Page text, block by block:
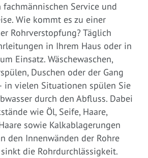
Service und
Wie kommt es zu einer
Rohrverstopfung? Täglich
in Ihrem Haus oder in
Einsatz. Wäschewaschen,
Duschen oder der Gang
in vielen Situationen spülen Sie
durch den Abfluss. Dabei
wie Öl, Seife, Haare,
sowie Kalkablagerungen
den Innenwänden der Rohre
die Rohrdurchlässigkeit.